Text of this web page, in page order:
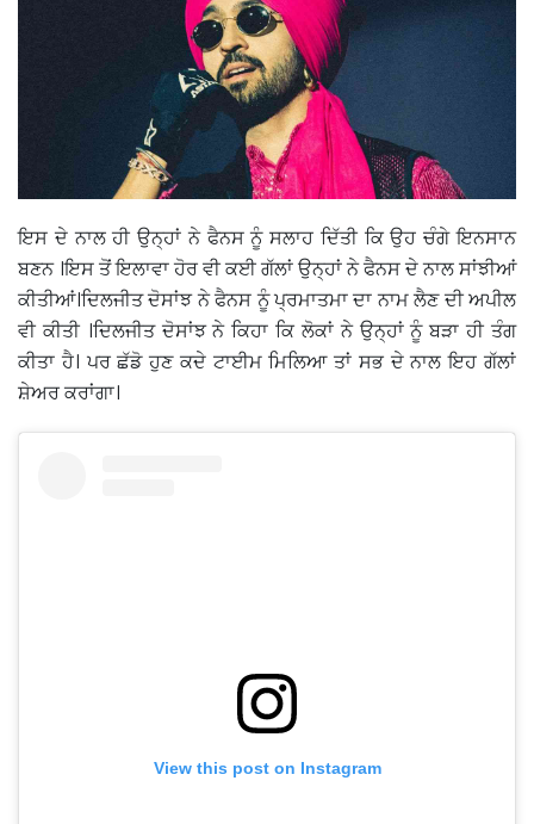
ਇਸ ਦੇ ਨਾਲ ਹੀ ਉਨ੍ਹਾਂ ਨੇ ਫੈਨਸ ਨੂੰ ਸਲਾਹ ਦਿੱਤੀ ਕਿ ਉਹ ਚੰਗੇ ਇਨਸਾਨ
ਬਣਨ ।ਇਸ ਤੋਂ ਇਲਾਵਾ ਹੋਰ ਵੀ ਕਈ ਗੱਲਾਂ ਉਨ੍ਹਾਂ ਨੇ ਫੈਨਸ ਦੇ ਨਾਲ ਸਾਂਝੀਆਂ
ਕੀਤੀਆਂ।ਦਿਲਜੀਤ ਦੋਸਾਂਝ ਨੇ ਫੈਨਸ ਨੂੰ ਪ੍ਰਮਾਤਮਾ ਦਾ ਨਾਮ ਲੈਣ ਦੀ ਅਪੀਲ
ਵੀ ਕੀਤੀ ।ਦਿਲਜੀਤ ਦੋਸਾਂਝ ਨੇ ਕਿਹਾ ਕਿ ਲੋਕਾਂ ਨੇ ਉਨ੍ਹਾਂ ਨੂੰ ਬੜਾ ਹੀ ਤੰਗ
ਕੀਤਾ ਹੈ। ਪਰ ਛੱਡੋ ਹੁਣ ਕਦੇ ਟਾਈਮ ਮਿਲਿਆ ਤਾਂ ਸਭ ਦੇ ਨਾਲ ਇਹ ਗੱਲਾਂ
ਸ਼ੇਅਰ ਕਰਾਂਗਾ।
View this post on Instagram